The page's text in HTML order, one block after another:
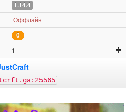
1.14.4
Оффлайн
0
1